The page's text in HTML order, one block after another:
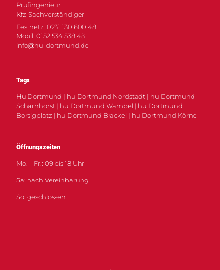
Prüfingenieur
Kfz-Sachverständiger
Festnetz: 0231 130 600 48
Mobil: 0152 534 538 48
info@hu-dortmund.de
Tags
Hu Dortmund | hu Dortmund Nordstadt | hu Dortmund
Scharnhorst | hu Dortmund Wambel | hu Dortmund
Borsigplatz | hu Dortmund Brackel | hu Dortmund Körne
Öffnungszeiten
Mo. – Fr.: 09 bis 18 Uhr
Sa: nach Vereinbarung
So: geschlossen